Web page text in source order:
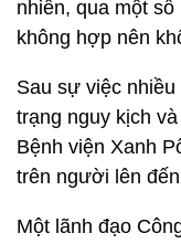
nhiên, qua một
không hợp nên
Sau sự việc
trạng nguy kịch
Bệnh viện Xanh
trên người lên
Một lãnh đạo